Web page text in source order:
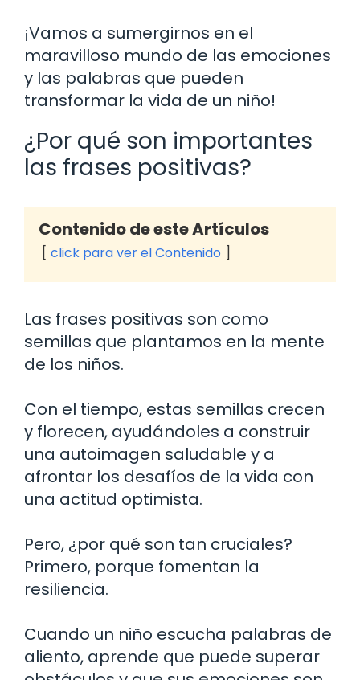
¡Vamos a sumergirnos en el
maravilloso mundo de las emociones
y las palabras que pueden
transformar la vida de un niño!
¿Por qué son importantes
las frases positivas?
Contenido de este Artículos
click para ver el Contenido
Las frases positivas son como
semillas que plantamos en la mente
de los niños.
Con el tiempo, estas semillas crecen
y florecen, ayudándoles a construir
una autoimagen saludable y a
afrontar los desafíos de la vida con
una actitud optimista.
Pero, ¿por qué son tan cruciales?
Primero, porque fomentan la
resiliencia.
Cuando un niño escucha palabras de
aliento, aprende que puede superar